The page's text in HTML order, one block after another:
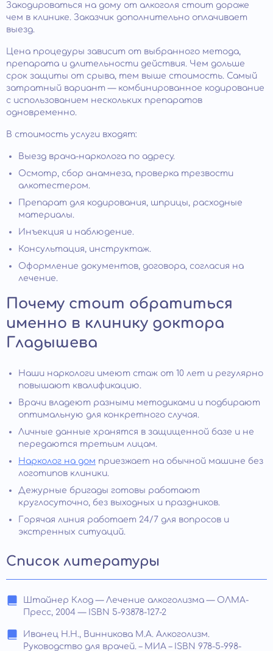
Закодироваться на дому от алкоголя стоит дороже
чем в клинике. Заказчик дополнительно оплачивает
выезд.
Цена процедуры зависит от выбранного метода,
препарата и длительности действия. Чем дольше
срок защиты от срыва, тем выше стоимость. Самый
затратный вариант — комбинированное кодирование
с использованием нескольких препаратов
одновременно.
В стоимость услуги входят:
Выезд врача-нарколога по адресу.
Осмотр, сбор анамнеза, проверка трезвости
алкотестером.
Препарат для кодирования, шприцы, расходные
материалы.
Инъекция и наблюдение.
Консультация, инструктаж.
Оформление документов, договора, согласия на
лечение.
Почему стоит обратиться
именно в клинику доктора
Гладышева
Наши наркологи имеют стаж от 10 лет и регулярно
повышают квалификацию.
Врачи владеют разными методиками и подбирают
оптимальную для конкретного случая.
Личные данные хранятся в защищенной базе и не
передаются третьим лицам.
Нарколог на дом приезжает на обычной машине без
логотипов клиники.
Дежурные бригады готовы работают
круглосуточно, без выходных и праздников.
Горячая линия работает 24/7 для вопросов и
экстренных ситуаций.
Список литературы
Штайнер Клод — Лечение алкоголизма — ОЛМА-
Пресс, 2004 — ISBN 5-93878-127-2
Иванец Н.Н., Винникова М.А. Алкоголизм.
Руководство для врачей. – МИА – ISBN 978-5-998-